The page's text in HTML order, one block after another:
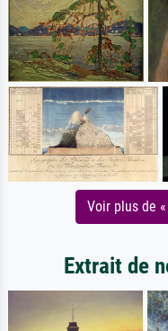
Voir plus de
Extrait de